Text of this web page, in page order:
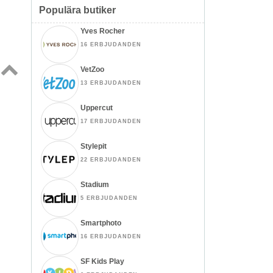
Populära butiker
Yves Rocher
16 ERBJUDANDEN
VetZoo
13 ERBJUDANDEN
Uppercut
17 ERBJUDANDEN
Stylepit
22 ERBJUDANDEN
Stadium
5 ERBJUDANDEN
Smartphoto
16 ERBJUDANDEN
SF Kids Play